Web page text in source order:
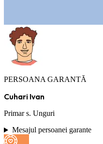
PERSOANA GARANTĂ
Cuhari Ivan
Primar s. Unguri
Mesajul persoanei garante